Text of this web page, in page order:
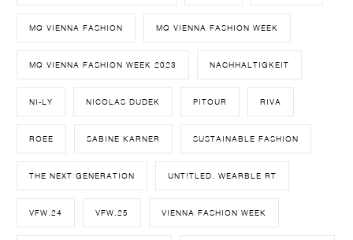
MQ VIENNA FASHION MQ VIENNA FASHION WEEK
MQ VIENNA FASHION WEEK 2023 NACHHALTIGKEIT
NI-LY NICOLAS DUDEK PITOUR RIVA
ROEE SABINE KARNER SUSTAINABLE FASHION
THE NEXT GENERATION UNT!TLED. WEARBLE RT
VFW.24 VFW.25 VIENNA FASHION WEEK